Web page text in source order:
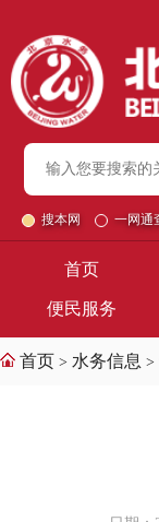
搜本网 一网通
首页
便民服务
首页 > 水务信息 >